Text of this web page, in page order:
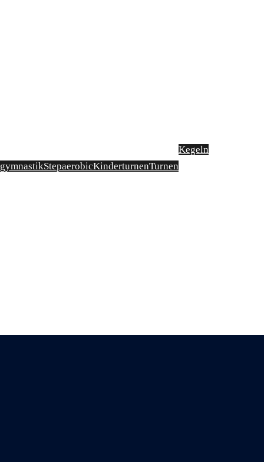
StepaerobicKinderturnenTurnen
Kegeln